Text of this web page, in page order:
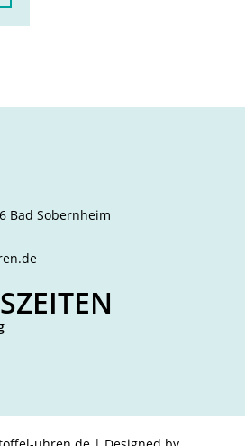
Bad Sobernheim